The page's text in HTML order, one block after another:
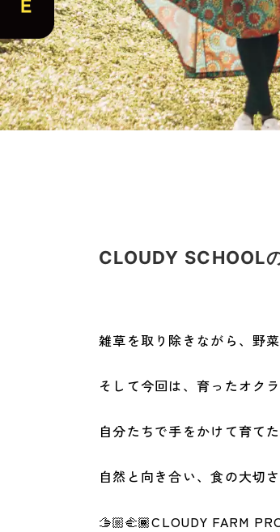
CLOUDY SCHOOL
雑草を取り除きながら、野
そして今回は、育ったオク
自分たちで手をかけて育て
自然と向き合い、食の大切
🫱🏼‍🫲🏾CLOUDY FARM